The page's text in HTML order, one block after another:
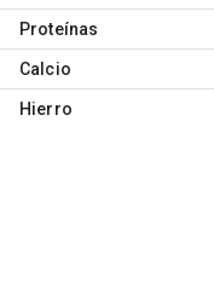
Proteínas
Calcio
Hierro